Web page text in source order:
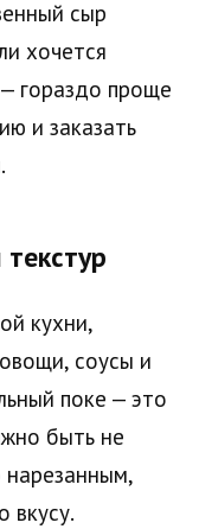
сыр
хочется
гораздо проще
и заказать
кухни,
соусы и
поке — это
быть не
нарезанным,
вкусу.